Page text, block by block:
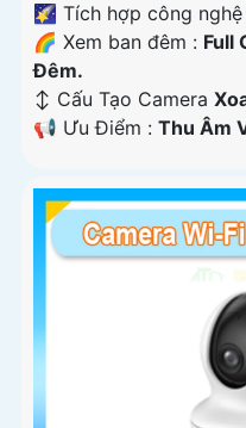
🌠 Tích hợp công nghệ
🌈 Xem ban đêm : Full
Ðêm.
↕️ Cấu Tạo Camera
️📢 Ưu Điểm : Thu Âm